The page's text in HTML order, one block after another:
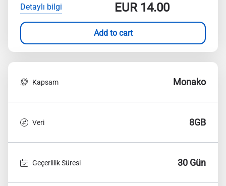
Detaylı bilgi EUR14.00
Add to cart
Kapsam Monako
Veri 8GB
Geçerlilik Süresi 30 Gün